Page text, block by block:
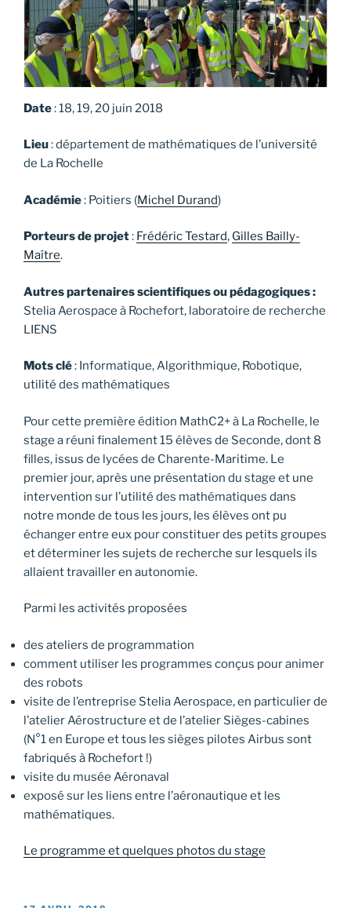
Date: 18, 19, 20 juin 2018
Lieu: département de mathématiques de l’université
de La Rochelle
Académie: Poitiers (Michel Durand)
Porteurs de projet: Frédéric Testard, Gilles Bailly-
Maître.
Autres partenaires scientifiques ou pédagogiques :
Stelia Aerospace à Rochefort, laboratoire de recherche
LIENS
Mots clé: Informatique, Algorithmique, Robotique,
utilité des mathématiques
Pour cette première édition MathC2+ à La Rochelle, le
stage a réuni finalement 15 élèves de Seconde, dont 8
filles, issus de lycées de Charente-Maritime. Le
premier jour, après une présentation du stage et une
intervention sur l’utilité des mathématiques dans
notre monde de tous les jours, les élèves ont pu
échanger entre eux pour constituer des petits groupes
et déterminer les sujets de recherche sur lesquels ils
allaient travailler en autonomie.
Parmi les activités proposées
des ateliers de programmation
comment utiliser les programmes conçus pour animer
des robots
visite de l’entreprise Stelia Aerospace, en particulier de
l’atelier Aérostructure et de l’atelier Sièges-cabines
(N°1 en Europe et tous les sièges pilotes Airbus sont
fabriqués à Rochefort !)
visite du musée Aéronaval
exposé sur les liens entre l’aéronautique et les
mathématiques.
Le programme et quelques photos du stage